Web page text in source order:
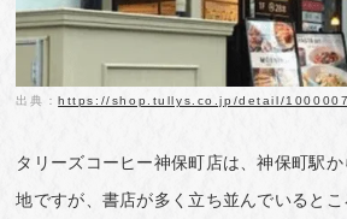
出典：https://shop.tullys.co.jp/detail/1000007
タリーズコーヒー神保町店は、神保町駅
地ですが、書店が多く立ち並んでいると